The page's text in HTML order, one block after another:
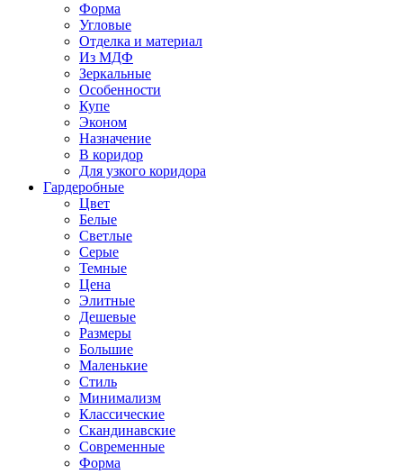
Форма
Угловые
Отделка и материал
Из МДФ
Зеркальные
Особенности
Купе
Эконом
Назначение
В коридор
Для узкого коридора
Гардеробные
Цвет
Белые
Светлые
Серые
Темные
Цена
Элитные
Дешевые
Размеры
Большие
Маленькие
Стиль
Минимализм
Классические
Скандинавские
Современные
Форма